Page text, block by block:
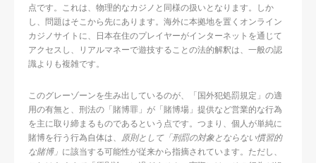
点です。これは、物理的なカジノと同様の扱いとなります。しか
し、問題はそこから先にあります。海外に本拠地を置くオンライン
カジノサイトに、日本在住のプレイヤーがインターネットを通じて
アクセスし、リアルマネーで遊技することの法的解釈は、一般の認
識よりも複雑です。
このグレーゾーンを生み出しているのが、「国外犯処罰規定」の適
用の有無と、刑法の「賭博罪」が「賭博場」提供など営業的な行為
を主に取り締まるものであるという点です。つまり、個人が単純に
賭博を行う行為自体は、 原則として「刑罰の対象とならない慣習的
な賭博」 に該当する可能性が従来から指摘されています。ただし、